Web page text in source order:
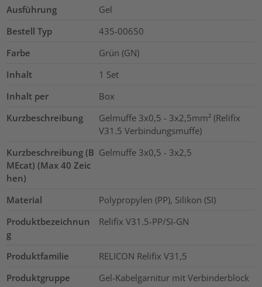
Ausführung
Gel
Bestell Typ
435-00650
Farbe
Grün (GN)
Inhalt
1 Set
Inhalt per
Box
Kurzbeschreibung
Gelmuffe 3x0,5 - 3x2,5mm² (Relifix
V31.5 Verbindungsmuffe)
Kurzbeschreibung (B
MEcat) (Max 40 Zeic
hen)
Gelmuffe 3x0,5 - 3x2,5
Material
Polypropylen (PP), Silikon (SI)
Produktbezeichnun
g
Relifix V31.5-PP/SI-GN
Produktfamilie
RELICON Relifix V31,5
Produktgruppe
Gel-Kabelgarnitur mit Verbinderblock